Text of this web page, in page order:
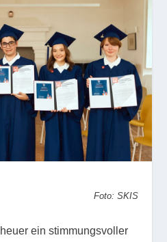
Foto: SKIS
ein stimmungsvoller